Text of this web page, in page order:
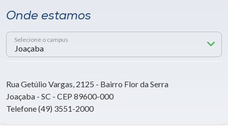
Onde estamos
Selecione o campus
Rua Getúlio Vargas, 2125 - Bairro Flor da Serra
Joaçaba - SC - CEP 89600-000
Telefone (49) 3551-2000